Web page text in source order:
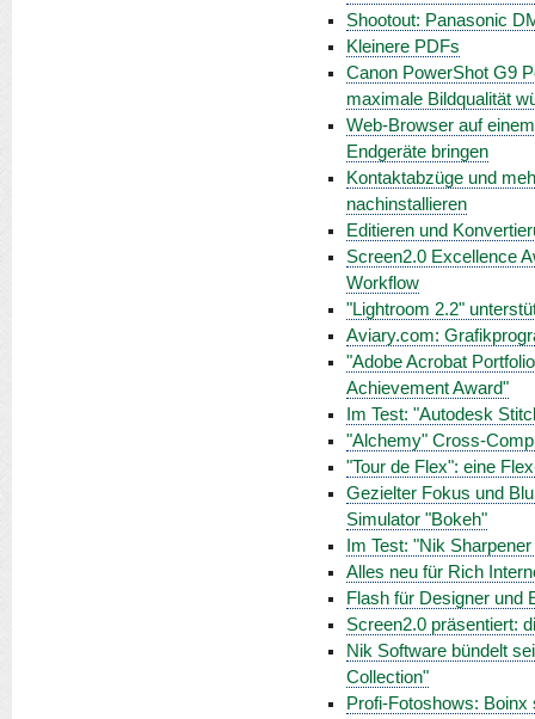
Shootout: Panasonic
Kleinere PDFs
Canon PowerShot G9
maximale Bildqualität
Web-Browser auf
Endgeräte bringen
Kontaktabzüge und
nachinstallieren
Editieren und
Screen2.0 Excellence
Workflow
"Lightroom 2.2"
Aviary.com:
"Adobe Acrobat
Achievement Award"
Im Test: "Autodesk
"Alchemy" Cross-
"Tour de Flex": eine
Gezielter Fokus und
Simulator "Bokeh"
Im Test: "Nik
Alles neu für Rich
Flash für Designer und
Screen2.0 präsentiert:
Nik Software bündelt
Collection"
Profi-Fotoshows: